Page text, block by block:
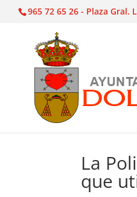
965 72 65 26 - Plaza Gral.
La
que